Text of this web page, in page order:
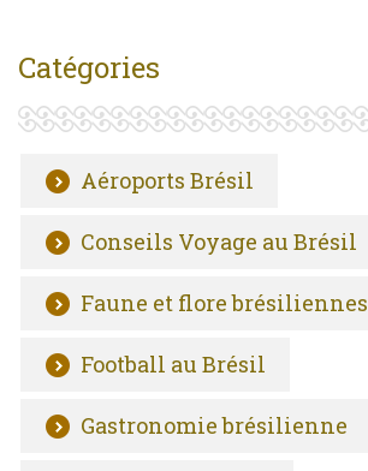
Catégories
Aéroports Brésil
Conseils Voyage au Brésil
Faune et flore brésiliennes
Football au Brésil
Gastronomie brésilienne